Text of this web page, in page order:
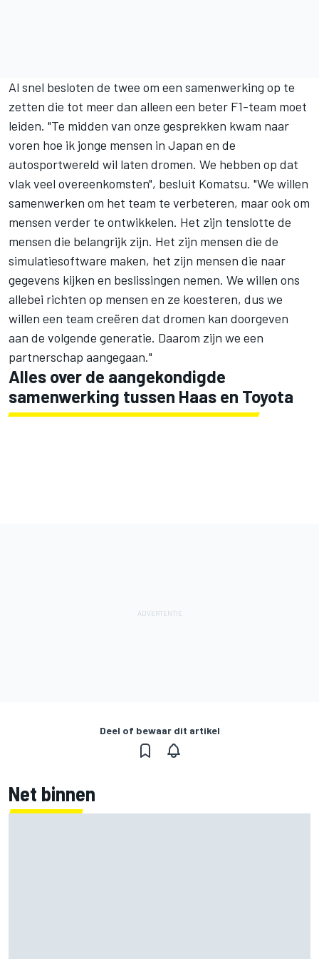
Al snel besloten de twee om een samenwerking op te
zetten die tot meer dan alleen een beter F1-team moet
leiden. "Te midden van onze gesprekken kwam naar
voren hoe ik jonge mensen in Japan en de
autosportwereld wil laten dromen. We hebben op dat
vlak veel overeenkomsten", besluit Komatsu. "We willen
samenwerken om het team te verbeteren, maar ook om
mensen verder te ontwikkelen. Het zijn tenslotte de
mensen die belangrijk zijn. Het zijn mensen die de
simulatiesoftware maken, het zijn mensen die naar
gegevens kijken en beslissingen nemen. We willen ons
allebei richten op mensen en ze koesteren, dus we
willen een team creëren dat dromen kan doorgeven
aan de volgende generatie. Daarom zijn we een
partnerschap aangegaan."
Alles over de aangekondigde
samenwerking tussen Haas en Toyota
Deel of bewaar dit artikel
Net binnen